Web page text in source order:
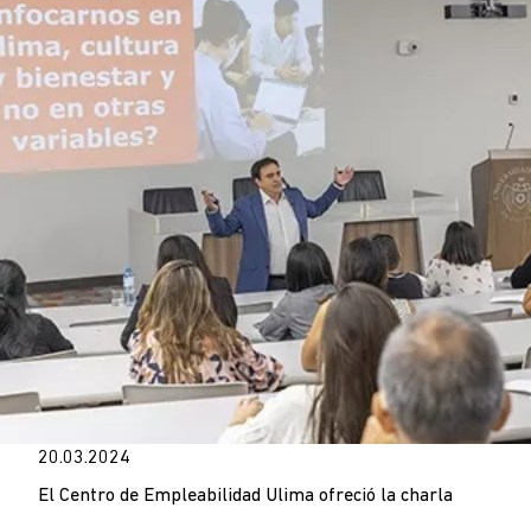
20.03.2024
El Centro de Empleabilidad Ulima ofreció la charla